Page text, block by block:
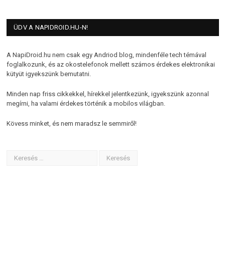
ÜDV A NAPIDROID.HU-N!
A NapiDroid.hu nem csak egy Andriod blog, mindenféle tech témával
foglalkozunk, és az okostelefonok mellett számos érdekes elektronikai
kütyüt igyekszünk bemutatni.
Minden nap friss cikkekkel, hírekkel jelentkezünk, igyekszünk azonnal
megírni, ha valami érdekes történik a mobilos világban.
Kövess minket, és nem maradsz le semmiről!